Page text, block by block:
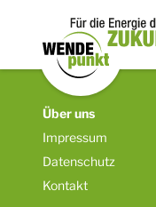
Über uns
Impressum
Datenschutz
Kontakt